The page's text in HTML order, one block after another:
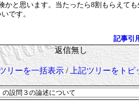
かと思います。当たったら8割もらえて
です。
記事引
返信無し
リーを一括表示/ 上記ツリーをトピ